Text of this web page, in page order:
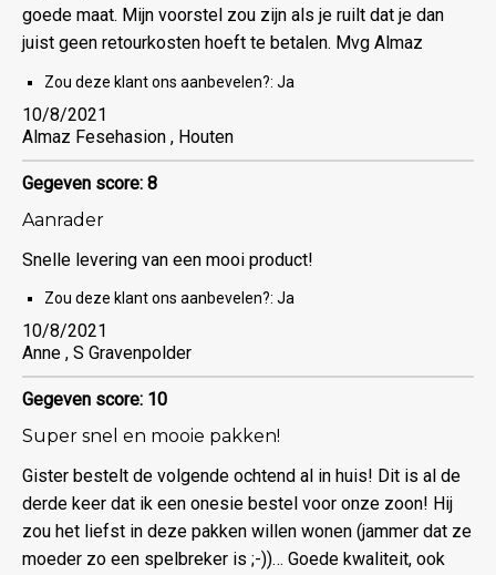
goede maat. Mijn voorstel zou zijn als je ruilt dat je dan
juist geen retourkosten hoeft te betalen. Mvg Almaz
Zou deze klant ons aanbevelen?: Ja
10/8/2021
Almaz Fesehasion , Houten
Gegeven score: 8
Aanrader
Snelle levering van een mooi product!
Zou deze klant ons aanbevelen?: Ja
10/8/2021
Anne , S Gravenpolder
Gegeven score: 10
Super snel en mooie pakken!
Gister bestelt de volgende ochtend al in huis! Dit is al de
derde keer dat ik een onesie bestel voor onze zoon! Hij
zou het liefst in deze pakken willen wonen (jammer dat ze
moeder zo een spelbreker is ;-))… Goede kwaliteit, ook